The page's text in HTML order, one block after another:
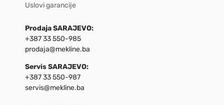
Uslovi garancije
Prodaja SARAJEVO:
+387 33 550-985
prodaja@mekline.ba
Servis SARAJEVO:
+387 33 550-987
servis@mekline.ba